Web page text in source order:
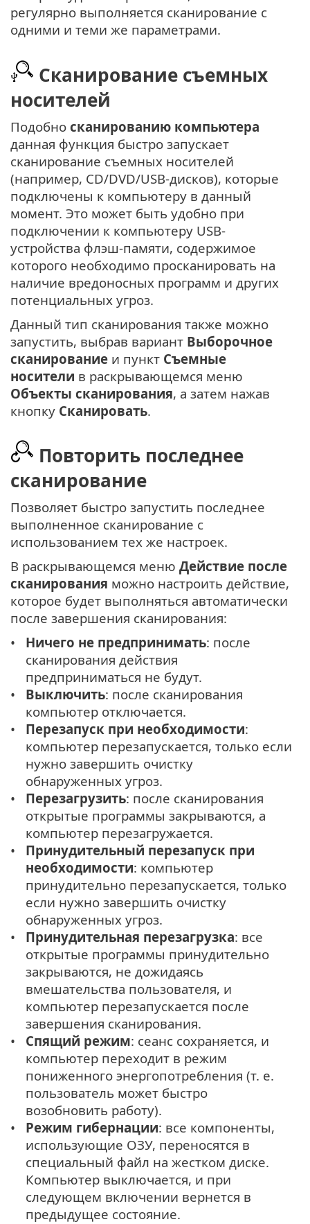
регулярно выполняется сканирование с
одними и теми же параметрами.
Сканирование съемных
носителей
Подобно сканированию компьютера
данная функция быстро запускает
сканирование съемных носителей
(например, CD/DVD/USB-дисков), которые
подключены к компьютеру в данный
момент. Это может быть удобно при
подключении к компьютеру USB-
устройства флэш-памяти, содержимое
которого необходимо просканировать на
наличие вредоносных программ и других
потенциальных угроз.
Данный тип сканирования также можно
запустить, выбрав вариант Выборочное
сканирование и пункт Съемные
носители в раскрывающемся меню
Объекты сканирования, а затем нажав
кнопку Сканировать.
Повторить последнее
сканирование
Позволяет быстро запустить последнее
выполненное сканирование с
использованием тех же настроек.
В раскрывающемся меню Действие после
сканирования можно настроить действие,
которое будет выполняться автоматически
после завершения сканирования:
Ничего не предпринимать: после
сканирования действия
предприниматься не будут.
Выключить: после сканирования
компьютер отключается.
Перезапуск при необходимости:
компьютер перезапускается, только если
нужно завершить очистку
обнаруженных угроз.
Перезагрузить: после сканирования
открытые программы закрываются, а
компьютер перезагружается.
Принудительный перезапуск при
необходимости: компьютер
принудительно перезапускается, только
если нужно завершить очистку
обнаруженных угроз.
Принудительная перезагрузка: все
открытые программы принудительно
закрываются, не дожидаясь
вмешательства пользователя, и
компьютер перезапускается после
завершения сканирования.
Спящий режим: сеанс сохраняется, и
компьютер переходит в режим
пониженного энергопотребления (т. е.
пользователь может быстро
возобновить работу).
Режим гибернации: все компоненты,
использующие ОЗУ, переносятся в
специальный файл на жестком диске.
Компьютер выключается, и при
следующем включении вернется в
предыдущее состояние.